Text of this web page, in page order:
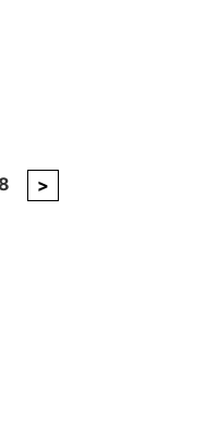
Próxima
>